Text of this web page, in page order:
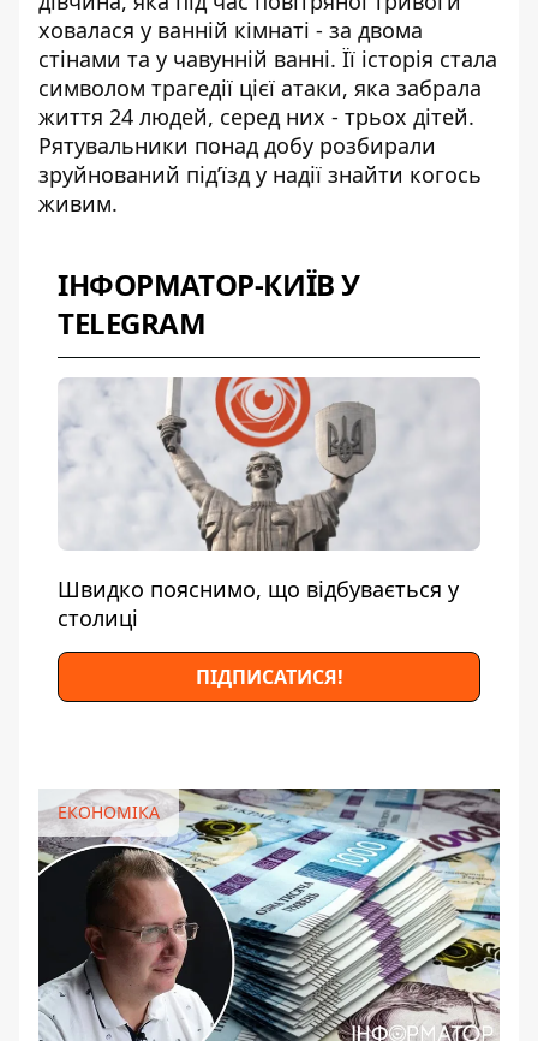
ховалася у ванній кімнаті - за двома
стінами та у чавунній ванні. Її історія стала
символом трагедії цієї атаки, яка забрала
життя 24 людей, серед них - трьох дітей.
Рятувальники понад добу розбирали
зруйнований під’їзд у надії знайти когось
живим.
ІНФОРМАТОР-КИЇВ У
TELEGRAM
Швидко пояснимо, що відбувається у
столиці
ПІДПИСАТИСЯ!
ЕКОНОМІКА